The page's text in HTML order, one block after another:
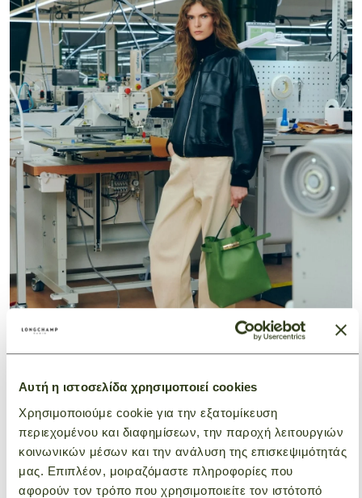
Αυτή η ιστοσελίδα χρησιμοποιεί cookies
Χρησιμοποιούμε cookie για την εξατομίκευση
περιεχομένου και διαφημίσεων, την παροχή λειτουργιών
κοινωνικών μέσων και την ανάλυση της επισκεψιμότητάς
μας. Επιπλέον, μοιραζόμαστε πληροφορίες που
αφορούν τον τρόπο που χρησιμοποιείτε τον ιστότοπό
NEW NEW